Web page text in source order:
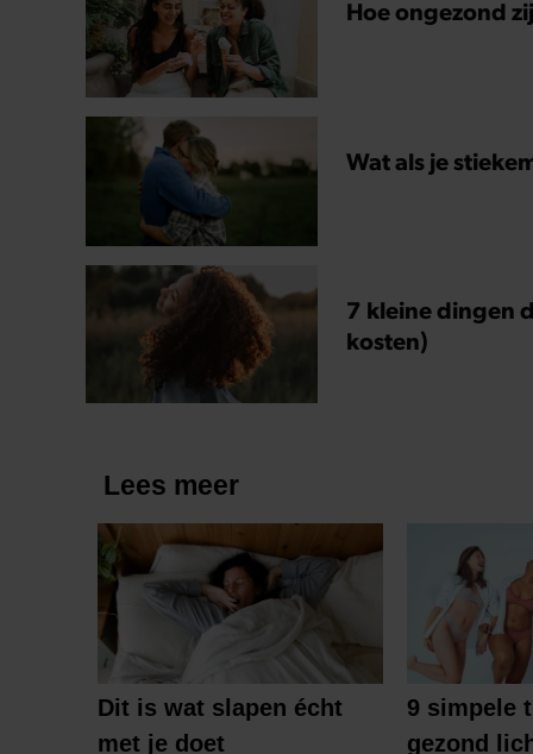
Hoe ongezond
Wat als je
7 kleine dingen
kosten)